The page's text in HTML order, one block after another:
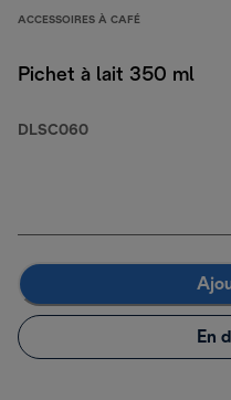
ACCESSOIRES À CAFÉ
Pichet à lait 350 ml
DLSC060
En